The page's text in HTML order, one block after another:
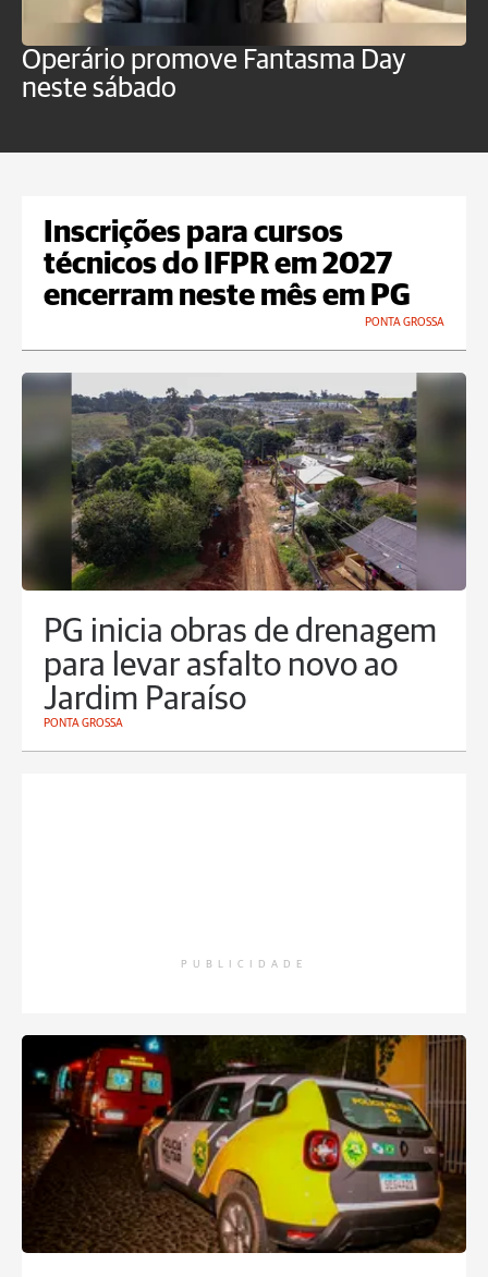
Operário promove Fantasma Day
neste sábado
Inscrições para cursos
técnicos do IFPR em 2027
encerram neste mês em PG
PONTA GROSSA
PG inicia obras de drenagem
para levar asfalto novo ao
Jardim Paraíso
PONTA GROSSA
PUBLICIDADE